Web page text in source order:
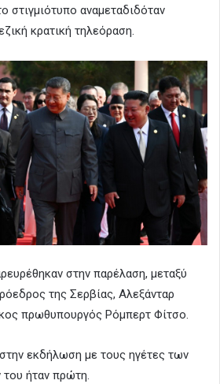
στιγμιότυπο αναμεταδιδόταν
κρατική τηλεόραση.
στην παρέλαση, μεταξύ
της Σερβίας, Αλεξάνταρ
πρωθυπουργός Ρόμπερτ Φίτσο.
εκδήλωση με τους ηγέτες των
ήταν πρώτη.